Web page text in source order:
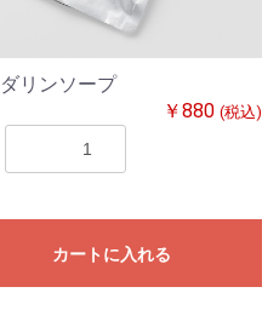
リンソープ
￥880 (税込)
カートに入れる